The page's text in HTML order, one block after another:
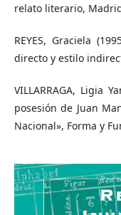
relato literario,
REYES, Graciela
directo y estilo
VILLARRAGA, Ligia
posesión de Juan
Nacional», Forma y